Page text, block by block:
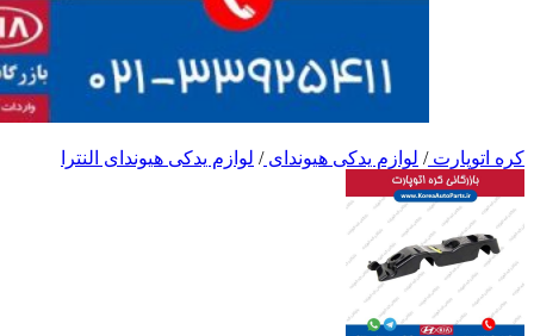
کره اتوپارت/ لوازم یدکی هیوندای/ لوازم یدکی هیوندای النترا